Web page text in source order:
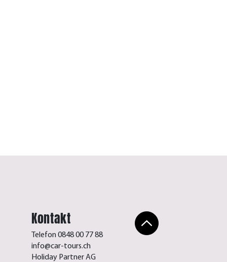
Kontakt
Telefon 0848 00 77 88
info@car-tours.ch
Holiday Partner AG